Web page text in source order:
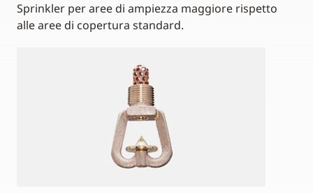
Sprinkler per aree di ampiezza maggiore rispetto
alle aree di copertura standard.